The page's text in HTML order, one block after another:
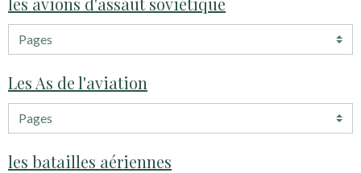
Les As de l'aviation
les batailles aériennes